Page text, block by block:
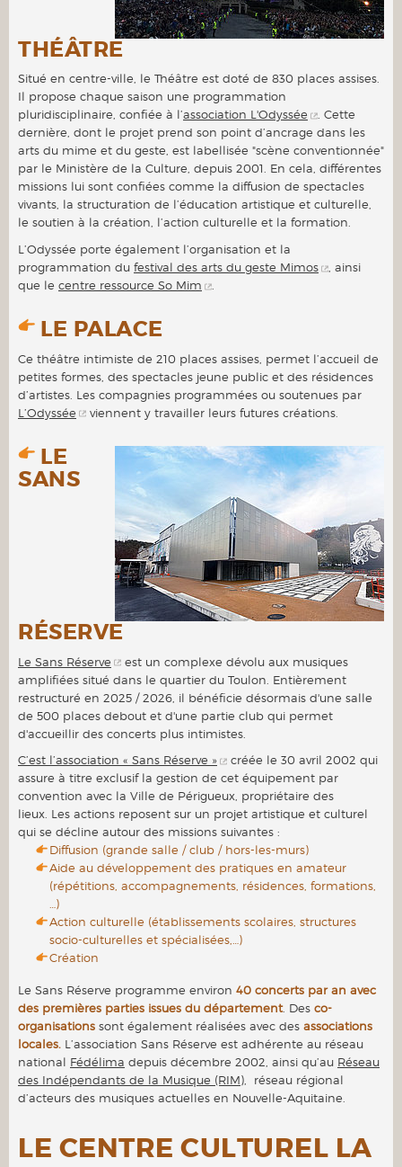
THÉÂTRE
Situé en centre-ville, le Théâtre est doté de 830 places assises.
Il propose chaque saison une programmation
pluridisciplinaire, confiée à l’association L'Odyssée
. Cette
dernière, dont le projet prend son point d’ancrage dans les
arts du mime et du geste, est labellisée "scène conventionnée"
par le Ministère de la Culture, depuis 2001. En cela, différentes
missions lui sont confiées comme la diffusion de spectacles
vivants, la structuration de l’éducation artistique et culturelle,
le soutien à la création, l’action culturelle et la formation.
L’Odyssée porte également l’organisation et la
programmation du festival des arts du geste Mimos
, ainsi
que le centre ressource So Mim
LE PALACE
Ce théâtre intimiste de 210 places assises, permet l’accueil de
petites formes, des spectacles jeune public et des résidences
d’artistes. Les compagnies programmées ou soutenues par
L’Odyssée
viennent y travailler leurs futures créations.
LE
SANS
RÉSERVE
Le Sans Réserve
est un complexe dévolu aux musiques
amplifiées situé dans le quartier du Toulon. Entièrement
restructuré en 2025 / 2026, il bénéficie désormais d'une salle
de 500 places debout et d'une partie club qui permet
d'accueillir des concerts plus intimistes.
C’est l’association « Sans Réserve »
créée le 30 avril 2002 qui
assure à titre exclusif la gestion de cet équipement par
convention avec la Ville de Périgueux, propriétaire des
lieux. Les actions reposent sur un projet artistique et culturel
qui se décline autour des missions suivantes :
Diffusion (grande salle / club / hors-les-murs)
Aide au développement des pratiques en amateur
(répétitions, accompagnements, résidences, formations,
…)
Action culturelle (établissements scolaires, structures
socio-culturelles et spécialisées,…)
Création
Le Sans Réserve programme environ 40 concerts par an avec
des premières parties issues du département. Des co-
organisations sont également réalisées avec des associations
locales. L’association Sans Réserve est adhérente au réseau
national Fédélima depuis décembre 2002, ainsi qu’au Réseau
des Indépendants de la Musique (RIM), réseau régional
d’acteurs des musiques actuelles en Nouvelle-Aquitaine.
LE CENTRE CULTUREL LA